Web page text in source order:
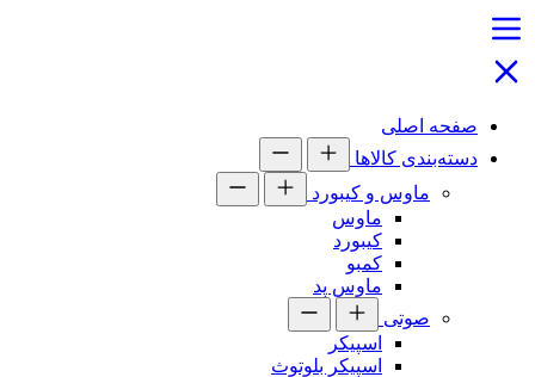
صفحه اصلی
دسته‌بندی کالاها
ماوس و کیبورد
ماوس
کیبورد
کمبو
ماوس پد
صوتی
اسپیکر
اسپیکر بلوتوث